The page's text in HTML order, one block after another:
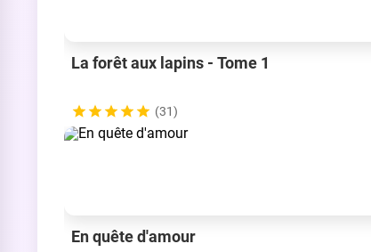
La forêt aux lapins - Tome 1
(31)
En quête d'amour